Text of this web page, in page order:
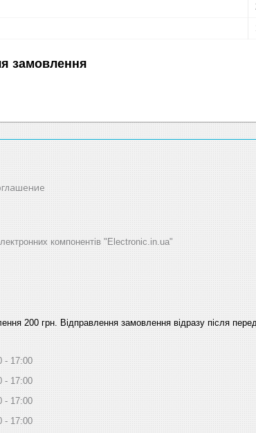
замовлення
компонентів "Electronic.in.ua"
200 грн. Відправлення замовлення відразу після
17:00
17:00
17:00
17:00